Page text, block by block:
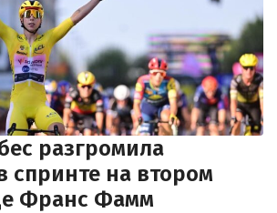
разгромила
спринте на втором
Франс Фамм